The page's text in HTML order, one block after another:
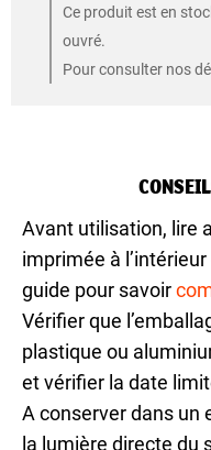
Ce produit est en
ouvré.
Pour consulter nos
Avant utilisation, lire
imprimée à
guide pour savoir
Vérifier que
plastique ou
et vérifier la date
A conserver dans un
la lumière directe du